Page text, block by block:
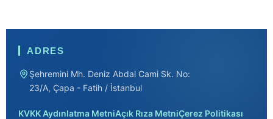
ADRES
Şehremini Mh. Deniz Abdal Cami Sk. No:
23/A, Çapa - Fatih / İstanbul
KVKK Aydınlatma MetniAçık Rıza MetniÇerez Politikası